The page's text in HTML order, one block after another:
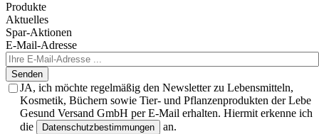
Produkte
Aktuelles
Spar-Aktionen
E-Mail-Adresse
Senden
JA, ich möchte regelmäßig den Newsletter zu Lebensmitteln,
Kosmetik, Büchern sowie Tier- und Pflanzenprodukten der Lebe
Gesund Versand GmbH per E-Mail erhalten. Hiermit erkenne ich
die
Datenschutzbestimmungen
an.